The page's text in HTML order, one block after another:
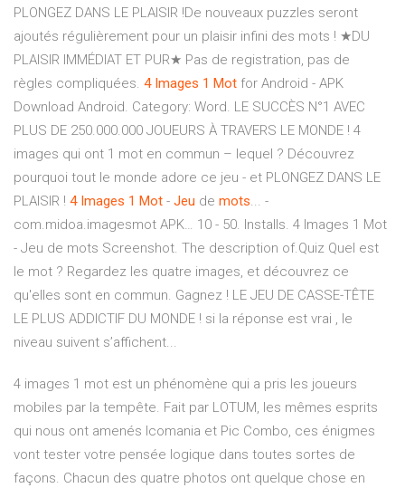
PLONGEZ DANS LE PLAISIR !De nouveaux puzzles seront
ajoutés régulièrement pour un plaisir infini des mots ! ★DU
PLAISIR IMMÉDIAT ET PUR★ Pas de registration, pas de
règles compliquées. 4 Images 1 Mot for Android - APK
Download Android. Category: Word. LE SUCCÈS N°1 AVEC
PLUS DE 250.000.000 JOUEURS À TRAVERS LE MONDE ! 4
images qui ont 1 mot en commun – lequel ? Découvrez
pourquoi tout le monde adore ce jeu - et PLONGEZ DANS LE
PLAISIR ! 4 Images 1 Mot - Jeu de mots... -
com.midoa.imagesmot APK… 10 - 50. Installs. 4 Images 1 Mot
- Jeu de mots Screenshot. The description of.Quiz Quel est
le mot ? Regardez les quatre images, et découvrez ce
qu'elles sont en commun. Gagnez ! LE JEU DE CASSE-TÊTE
LE PLUS ADDICTIF DU MONDE ! si la réponse est vrai , le
niveau suivent s’affichent...
4 images 1 mot est un phénomène qui a pris les joueurs
mobiles par la tempête. Fait par LOTUM, les mêmes esprits
qui nous ont amenés Icomania et Pic Combo, ces énigmes
vont tester votre pensée logique dans toutes sortes de
façons. Chacun des quatre photos ont quelque chose en